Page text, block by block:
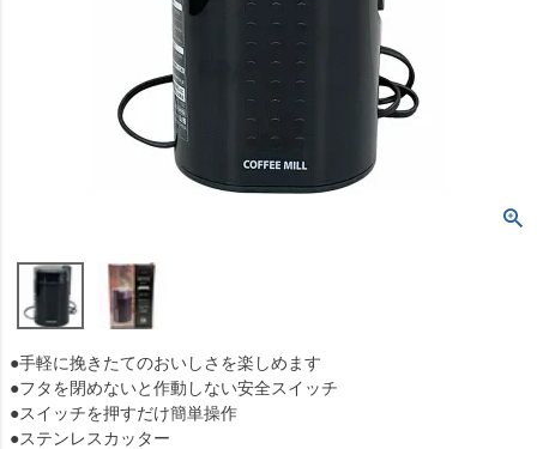
●手軽に挽きたてのおいしさを楽しめます
●フタを閉めないと作動しない安全スイッチ
●スイッチを押すだけ簡単操作
●ステンレスカッター